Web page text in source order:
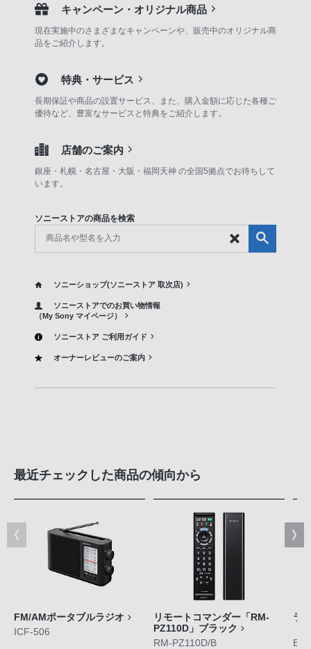
キャンペーン・オリジナル商品
現在実施中のさまざまなキャンペーンや、販売中のオリジナル商
品をご紹介します。
特典・サービス
長期保証や商品の設置サービス、また、購入金額に応じた各種ご
優待など、豊富なサービスと特典をご紹介します。
店舗のご案内
銀座・札幌・名古屋・大阪・福岡天神 の全国5拠点でお待ちして
います。
ソニーストアの商品を検索
ソニーショップ(ソニーストア 取次店)
ソニーストアでのお買い物情報
（My Sony マイページ）
ソニーストア ご利用ガイド
オーナーレビューのご案内
最近チェックした商品の傾向から
FM/AMポータブルラジオ
ICF-506
リモートコマンダー「RM-
PZ110D」ブラック
RM-PZ110D/B
ラ